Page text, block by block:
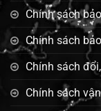
Chính sách
Chính sách
Chính sách
Chính sách